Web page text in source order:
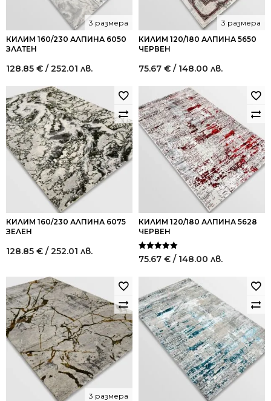
КИЛИМ 160/230 АЛПИНА 6050
ЗЛАТЕН
3 размера
128.85 € / 252.01 лв.
КИЛИМ 120/180 АЛПИНА 5650
ЧЕРВЕН
3 размера
75.67 € / 148.00 лв.
КИЛИМ 160/230 АЛПИНА 6075
ЗЕЛЕН
128.85 € / 252.01 лв.
КИЛИМ 120/180 АЛПИНА 5628
ЧЕРВЕН
Оценено на
5.00
75.67 € / 148.00 лв.
3 размера